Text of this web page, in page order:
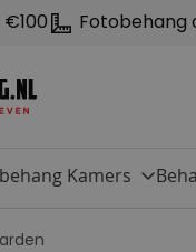
Fotobehang
Kamers